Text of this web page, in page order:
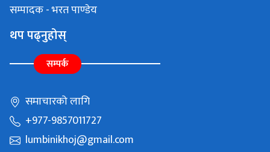
सम्पादक - भरत पाण्डेय
थप पढ्नुहोस्
सम्पर्क
समाचारको लागि
+977-9857011727
lumbinikhoj@gmail.com